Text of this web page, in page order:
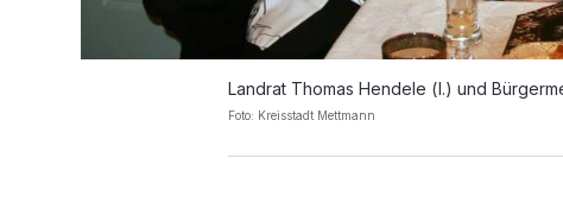
Landrat Thomas Hendele (l.) und
Foto: Kreisstadt Mettmann